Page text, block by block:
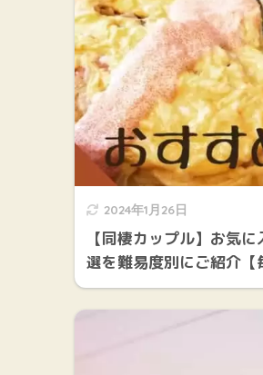
2024年1月26日
【同棲カップル】お気
選を難易度別にご紹介【